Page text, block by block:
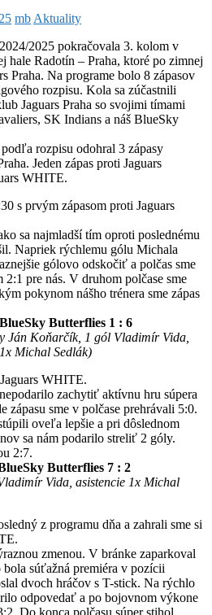
mb Aktuality
2025 pokračovala 3. kolom v
hale Radotín – Praha, ktoré po zimnej
Praha. Na programe bolo 8 zápasov
rozpisu. Kola sa zúčastnili
Jaguars Praha so svojimi tímami
SK Indians a náš BlueSky
rozpisu odohral 3 zápasy
Jeden zápas proti Jaguars
WHITE.
s prvým zápasom proti Jaguars
sa najmladší tím oproti poslednému
Napriek rýchlemu gólu Michala
gólovo odskočiť a polčas sme
pre nás. V druhom polčase sme
pokynom nášho trénera sme zápas
Butterflies 1 : 6
Ján Koňarčík, 1 gól Vladimír Vida,
Michal Sedlák)
WHITE.
zachytiť aktívnu hru súpera
zápasu sme v polčase prehrávali 5:0.
oveľa lepšie a pri dôslednom
sa nám podarilo streliť 2 góly.
2:7.
Butterflies 7 : 2
Vida, asistencie 1x Michal
z programu dňa a zahrali sme si
zmenou. V bránke zaparkoval
súťažná premiéra v pozícii
dvoch hráčov s T-stick. Na rýchlo
odpovedať a po bojovnom výkone
Do konca polčasu súper stihol